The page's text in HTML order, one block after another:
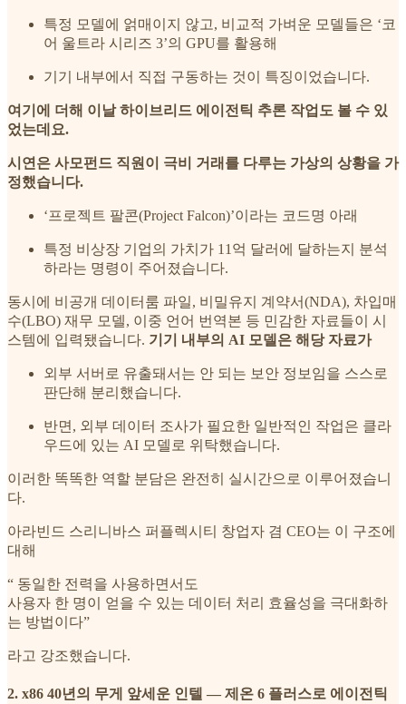
특정 모델에 얽매이지 않고, 비교적 가벼운 모델들은 ‘코
어 울트라 시리즈 3’의 GPU를 활용해
기기 내부에서 직접 구동하는 것이 특징이었습니다.
여기에 더해 이날 하이브리드 에이전틱 추론 작업도 볼 수 있
었는데요.
시연은 사모펀드 직원이 극비 거래를 다루는 가상의 상황을 가
정했습니다.
‘프로젝트 팔콘(Project Falcon)’이라는 코드명 아래
특정 비상장 기업의 가치가 11억 달러에 달하는지 분석
하라는 명령이 주어졌습니다.
동시에 비공개 데이터룸 파일, 비밀유지 계약서(NDA), 차입매
수(LBO) 재무 모델, 이중 언어 번역본 등 민감한 자료들이 시
스템에 입력됐습니다. 기기 내부의 AI 모델은 해당 자료가
외부 서버로 유출돼서는 안 되는 보안 정보임을 스스로
판단해 분리했습니다.
반면, 외부 데이터 조사가 필요한 일반적인 작업은 클라
우드에 있는 AI 모델로 위탁했습니다.
이러한 똑똑한 역할 분담은 완전히 실시간으로 이루어졌습니
다.
아라빈드 스리니바스 퍼플렉시티 창업자 겸 CEO는 이 구조에
대해
“ 동일한 전력을 사용하면서도
사용자 한 명이 얻을 수 있는 데이터 처리 효율성을 극대화하
는 방법이다”
라고 강조했습니다.
2. x86 40년의 무게 앞세운 인텔 — 제온 6 플러스로 에이전틱